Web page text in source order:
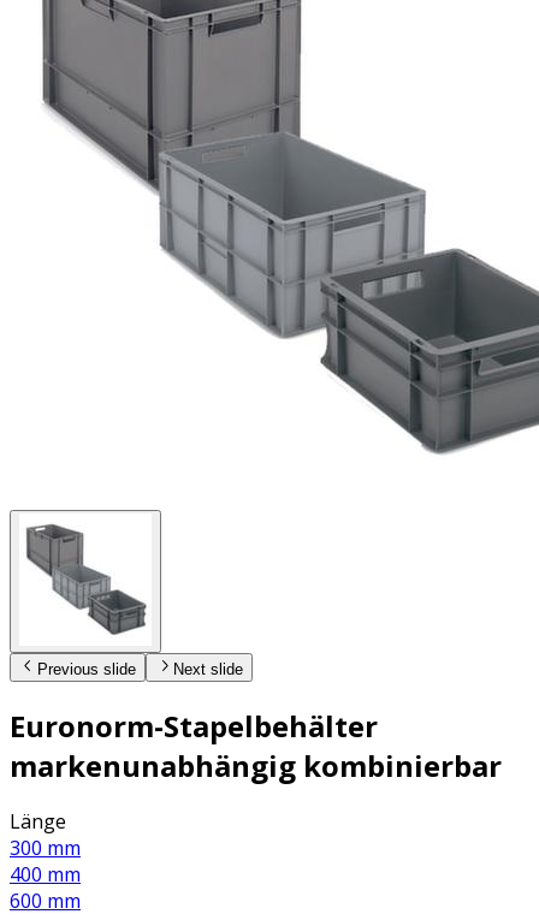
Previous slide Next slide
Euronorm-Stapelbehälter
markenunabhängig kombinierbar
Länge
300 mm
400 mm
600 mm